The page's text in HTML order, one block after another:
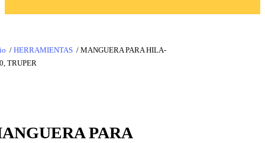
/ HERRAMIENTAS / MANGUERA PARA HILA-
TRUPER
PARA